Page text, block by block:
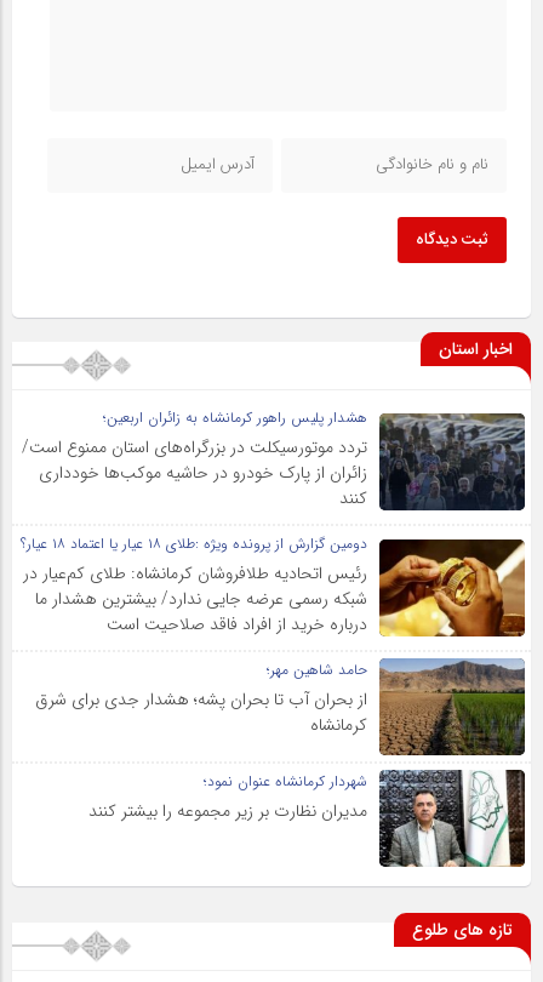
ثبت دیدگاه
اخبار استان
هشدار پلیس راهور کرمانشاه به زائران اربعین؛
تردد موتورسیکلت در بزرگراه‌های استان ممنوع است/
زائران از پارک خودرو در حاشیه موکب‌ها خودداری
کنند
دومین گزارش از پرونده ویژه :طلای ۱۸ عیار یا اعتماد ۱۸ عیار؟
رئیس اتحادیه طلافروشان کرمانشاه: طلای کم‌عیار در
شبکه رسمی عرضه جایی ندارد/ بیشترین هشدار ما
درباره خرید از افراد فاقد صلاحیت است
حامد شاهین مهر؛
از بحران آب تا بحران پشه؛ هشدار جدی برای شرق
کرمانشاه
شهردار کرمانشاه عنوان نمود؛
مدیران نظارت بر زیر مجموعه را بیشتر کنند
تازه های طلوع